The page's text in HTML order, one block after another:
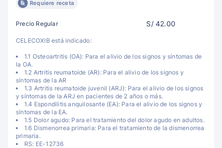
Requiere receta
Precio Regular S/ 42.00
CELECOXIB está indicado:
1.1 Osteoartritis (OA): Para el alivio de los signos y síntomas de
la OA.
1.2 Artritis reumatoide (AR): Para el alivio de los signos y
síntomas de la AR
1.3 Artritis reumatoide juvenil (ARJ): Para el alivio de los signos
y síntomas de la ARJ en pacientes de 2 años o más.
1.4 Espondilitis anquilosante (EA): Para el alivio de los signos y
síntomas de la EA.
1.5 Dolor agudo: Para el tratamiento del dolor agudo en adultos.
1.6 Dismenorrea primaria: Para el tratamiento de la dismenorrea
primaria.
RS: EE-12736